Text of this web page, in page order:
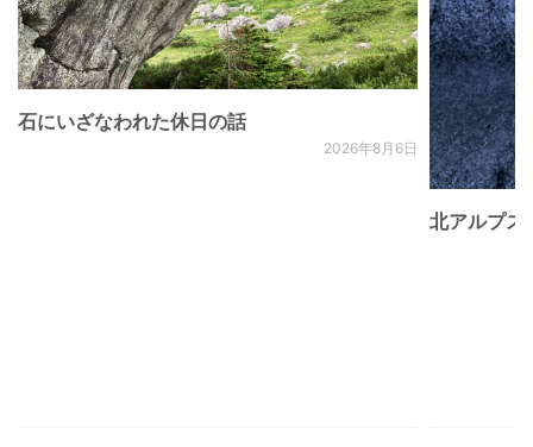
石にいざなわれた休日の話
2026年8月6日
北アルプ